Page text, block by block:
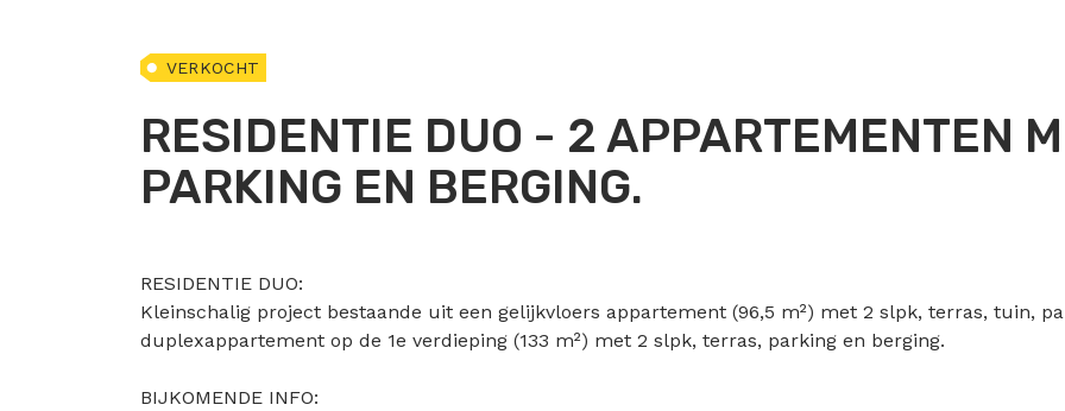
RESIDENTIE DUO - 2 APPARTEMENTEN
PARKING EN BERGING.
VERKOCHT
RESIDENTIE DUO:
Kleinschalig project bestaande uit een gelijkvloers appartement (96,5 m²) met 2 slpk, terras, tuin,
duplexappartement op de 1e verdieping (133 m²) met 2 slpk, terras, parking en berging.
BIJKOMENDE INFO: